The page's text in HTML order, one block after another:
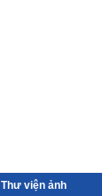
Thư viện ảnh